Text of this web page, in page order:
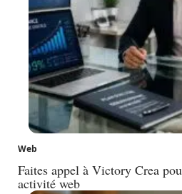
Web
Faites appel à Victory Crea
activité web